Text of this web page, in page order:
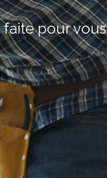
pour vous